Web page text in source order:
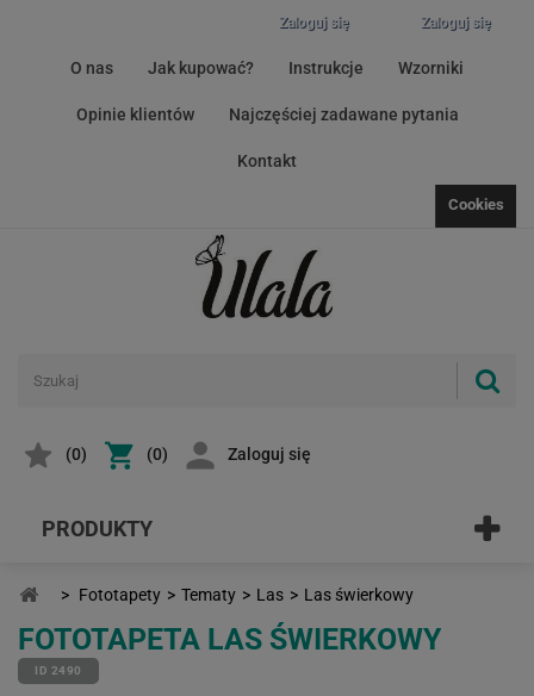
Zaloguj się
Zaloguj się
O nas Jak kupować? Instrukcje Wzorniki
Opinie klientów Najczęściej zadawane pytania
Kontakt
Cookies
(0) (0) Zaloguj się
PRODUKTY
> Fototapety > Tematy > Las > Las świerkowy
FOTOTAPETA LAS ŚWIERKOWY
ID 2490